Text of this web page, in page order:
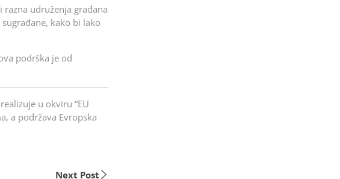
udruženja građana
kako bi lako
podrška je od
u okviru “EU
a podržava Evropska
Next Post